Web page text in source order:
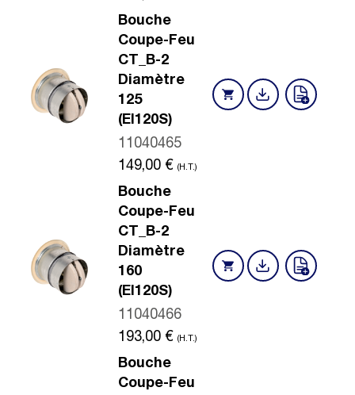
Bouche
Coupe-Feu
CT_B-2
Diamètre
125
(EI120S)
11040465
149,00 € (H.T.)
Bouche
Coupe-Feu
CT_B-2
Diamètre
160
(EI120S)
11040466
193,00 € (H.T.)
Bouche
Coupe-Feu